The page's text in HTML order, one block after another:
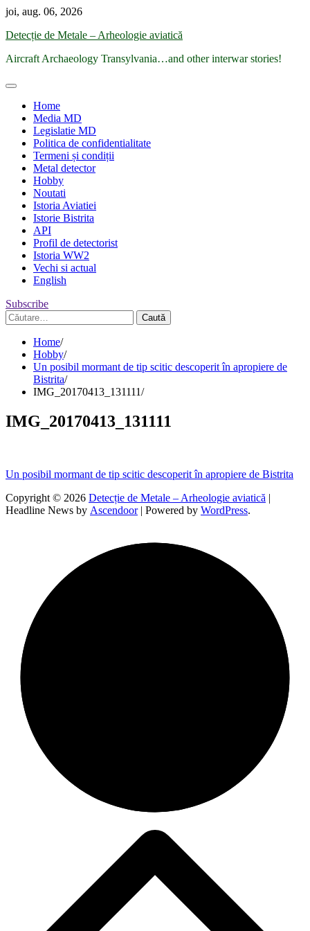
Skip
content
joi, aug. 06, 2026
Detecție de Metale – Arheologie aviatică
Aircraft Archaeology Transylvania…and other interwar stories!
Home
Media MD
Legislatie MD
Politica de confidentialitate
Termeni și condiții
Metal detector
Hobby
Noutati
Istoria Aviatiei
Istorie Bistrita
API
Profil de detectorist
Istoria WW2
Vechi si actual
English
Subscribe
Caută
după:
Home
Hobby
Un posibil mormant de tip scitic descoperit în apropiere de
Bistrita
IMG_20170413_131111
IMG_20170413_131111
Navigare
în
articole
Un posibil mormant de tip scitic descoperit în apropiere de Bistrita
Copyright © 2026 Detecție de Metale – Arheologie aviatică |
Headline News by Ascendoor| Powered by WordPress.